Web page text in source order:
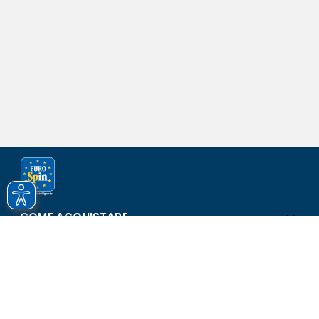
COME ACQUISTARE